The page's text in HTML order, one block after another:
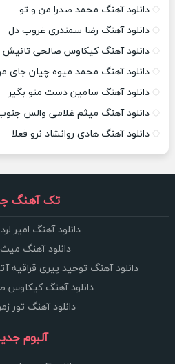
دانلود آهنگ محمد صدرا من و تو
دانلود آهنگ رضا سمندری غروب دل
دانلود آهنگ کیکاوس صالحی تانیش
دانلود آهنگ محمد میوه چیان جای
دانلود آهنگ سامین دست منو بگیر
دانلود آهنگ میثم غلامی والس
دانلود آهنگ هادی روانشاد نرو فعلا
تک آهنگ
دانلود آهنگ امیر
دانلود آهنگ
دانلود آهنگ توحید پیری
دانلود آهنگ کیکاوس
دانلود آهنگ تور
آلبوم